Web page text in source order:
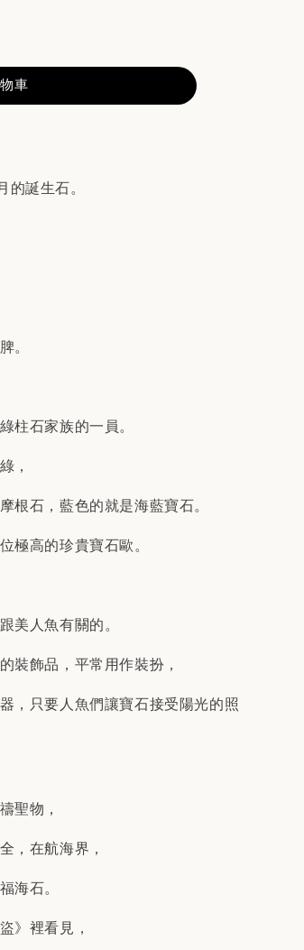
車
誕生石。
。
柱石家族的一員。
，
根石，藍色的就是海藍寶石。
極高的珍貴寶石歐。
美人魚有關的。
裝飾品，平常用作裝扮，
，只要人魚們讓寶石接受陽光的照
聖物，
，在航海界，
海石。
》裡看見，